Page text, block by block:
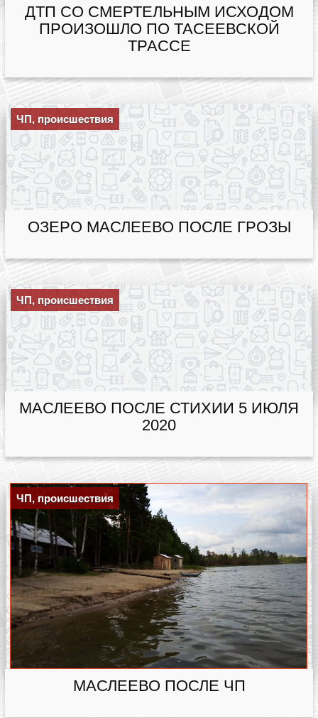
ДТП СО СМЕРТЕЛЬНЫМ ИСХОДОМ
ПРОИЗОШЛО ПО ТАСЕЕВСКОЙ
ТРАССЕ
ЧП, происшествия
ОЗЕРО МАСЛЕЕВО ПОСЛЕ ГРОЗЫ
ЧП, происшествия
МАСЛЕЕВО ПОСЛЕ СТИХИИ 5 ИЮЛЯ
2020
ЧП, происшествия
МАСЛЕЕВО ПОСЛЕ ЧП